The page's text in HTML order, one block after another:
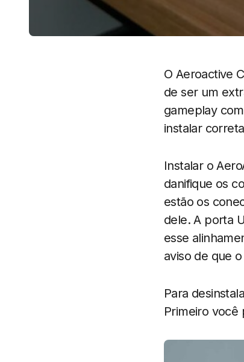
O Aeroactive
de ser um
gameplay
instalar
Instalar o
danifique os
estão os
dele. A porta
esse
aviso de que
Para
Primeiro você